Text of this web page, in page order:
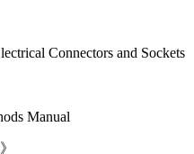
Connectors and Sockets
Manual